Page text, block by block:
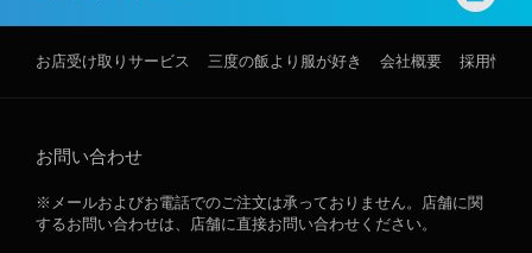
お店受け取りサービス 三度の飯より服が好き 会社概要 採用情報
お問い合わせ
※メールおよびお電話でのご注文は承っておりません。店舗に関
するお問い合わせは、店舗に直接お問い合わせください。